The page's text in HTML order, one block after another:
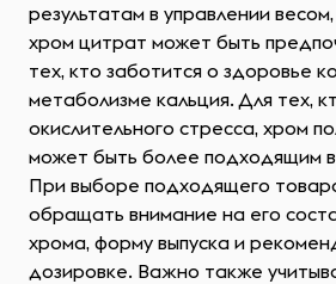
результатам в управлении
хром цитрат может быть
тех, кто заботится о здоровье
метаболизме кальция. Для тех,
окислительного стресса, хром
может быть более подходящим
При выборе подходящего
обращать внимание на его
хрома, форму выпуска и
дозировке. Важно также